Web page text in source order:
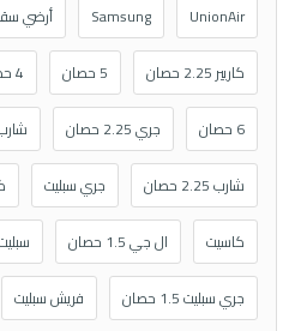
UnionAir
Samsung أرضي
كاريير 2.25 حصان 5 حصان 4 حصان
6 حصان جري 2.25 حصان شارب 1.5
شارب 2.25 حصان جري سبليت
كاسيت ال جي 1.5 حصان سبليت 1.5
جري سبليت 1.5 حصان فريش سبليت